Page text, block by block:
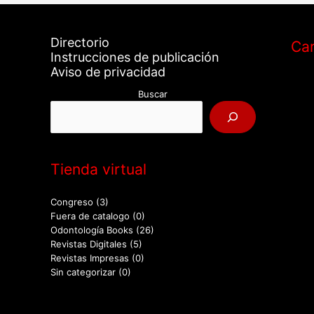
Directorio
Instrucciones de publicación
Aviso de privacidad
Buscar
Tienda virtual
Congreso (3)
Fuera de catalogo (0)
Odontología Books (26)
Revistas Digitales (5)
Revistas Impresas (0)
Sin categorizar (0)